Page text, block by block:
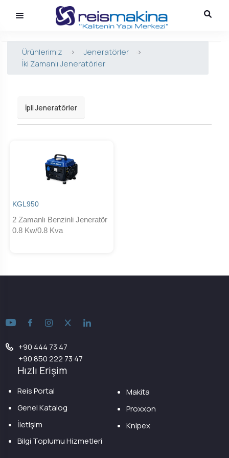
Ürünlerimiz > Jeneratörler
>
İki Zamanlı Jeneratörler
İpli Jeneratörler
KGL950
2 Zamanlı Benzinli Jeneratör
0.8 Kw/0.8 Kva
+90 444 73 47
+90 850 222 73 47
Hızlı Erişim
Reis Portal
Genel Katalog
İletişim
Bilgi Toplumu Hizmetleri
Makita
Proxxon
Knipex